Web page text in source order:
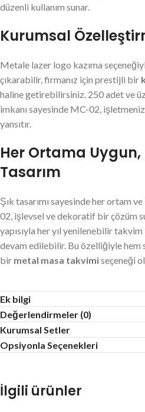
düzenli kullanım sunar.
Kurumsal
Metale lazer logo kazıma
çıkarabilir, firmanız için prestijli bir
haline getirebilirsiniz. 250 adet ve
imkanı sayesinde MC-02,
yansıtır.
Her Ortama
Tasarım
Şık tasarımı sayesinde her ortam
02, işlevsel ve dekoratif bir çözüm
yapısıyla her yıl yenilenebilir
devam edilebilir. Bu özelliğiyle
bir metal masa takvimiseçeneği
Ek bilgi
Değerlendirmeler (0)
Kurumsal Setler
Opsiyonla Seçenekleri
İlgili ürünler